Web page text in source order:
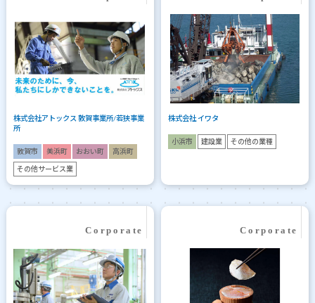
株式会社アトックス 敦賀事業所/若狭事業
所
敦賀市 美浜町 おおい町 高浜町
その他サービス業
株式会社 イワタ
小浜市 建設業 その他の業種